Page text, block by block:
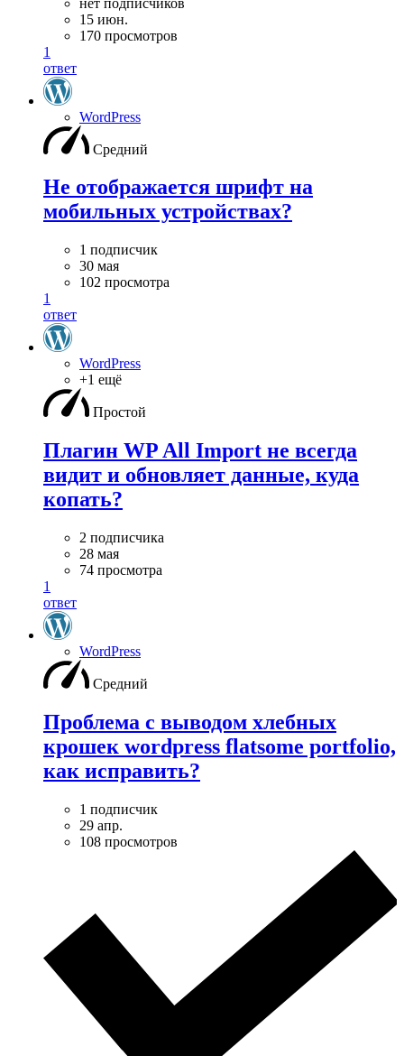
15 июн.
170 просмотров
1
ответ
WordPress
Средний
Не отображается шрифт на
мобильных устройствах?
1 подписчик
30 мая
102 просмотра
1
ответ
WordPress
+1 ещё
Простой
Плагин WP All Import не всегда
видит и обновляет данные, куда
копать?
2 подписчика
28 мая
74 просмотра
1
ответ
WordPress
Средний
Проблема с выводом хлебных
крошек wordpress flatsome portfolio,
как исправить?
1 подписчик
29 апр.
108 просмотров